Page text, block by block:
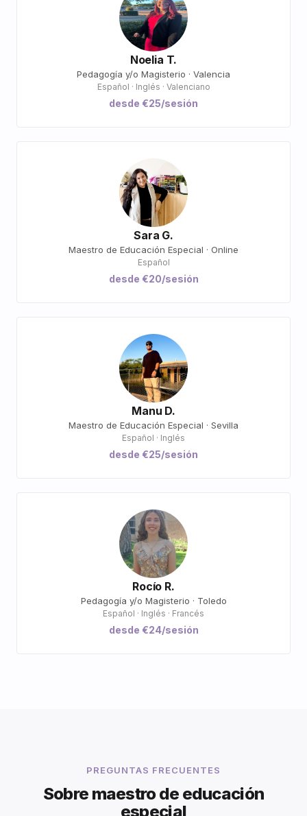
Noelia T.
Pedagogía y/o Magisterio · Valencia
Español · Inglés · Valenciano
desde €25/sesión
Sara G.
Maestro de Educación Especial · Online
Español
desde €20/sesión
Manu D.
Maestro de Educación Especial · Sevilla
Español · Inglés
desde €25/sesión
Rocío R.
Pedagogía y/o Magisterio · Toledo
Español · Inglés · Francés
desde €24/sesión
PREGUNTAS FRECUENTES
Sobre maestro de educación
especial